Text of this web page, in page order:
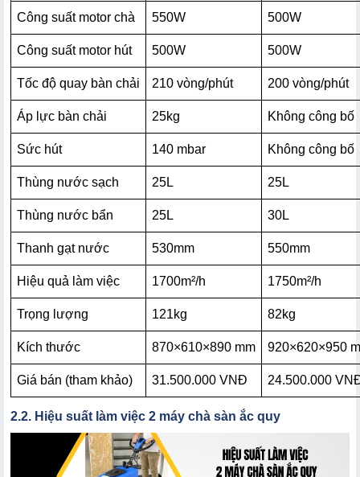
Công suất motor chà 550W 500W
Công suất motor hút 500W 500W
Tốc độ quay bàn chải 210 vòng/phút 200 vòng/phút
Áp lực bàn chải 25kg Không công bố
Sức hút 140 mbar Không công bố
Thùng nước sạch 25L 25L
Thùng nước bẩn 25L 30L
Thanh gạt nước 530mm 550mm
Hiệu quả làm việc 1700m²/h 1750m²/h
Trọng lượng 121kg 82kg
Kích thước 870×610×890 mm 920×620×950
Giá bán (tham khảo) 31.500.000 VNĐ 24.500.000
2.2. Hiệu suất làm việc 2 máy chà sàn ắc quy